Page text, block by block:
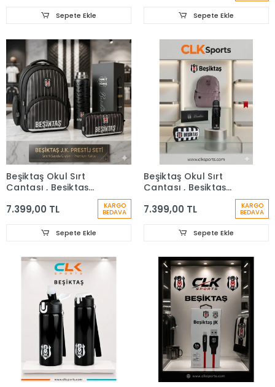
Sepete Ekle Sepete Ekle
Beşiktaş Okul Sırt
Çantası , Beşiktaş
Lisanslı Kutulu Termos
Matara Premium Set
7.399,00 TL KARGO
BEDAVA
Sepete Ekle
Beşiktaş Okul Sırt
Çantası , Beşiktaş
Kutulu Termos Matara
7.399,00 TL KARGO
BEDAVA
Sepete Ekle